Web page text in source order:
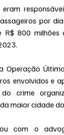
por
R$ 800
Operação
envolvidos e
crime
maior cidade
com o